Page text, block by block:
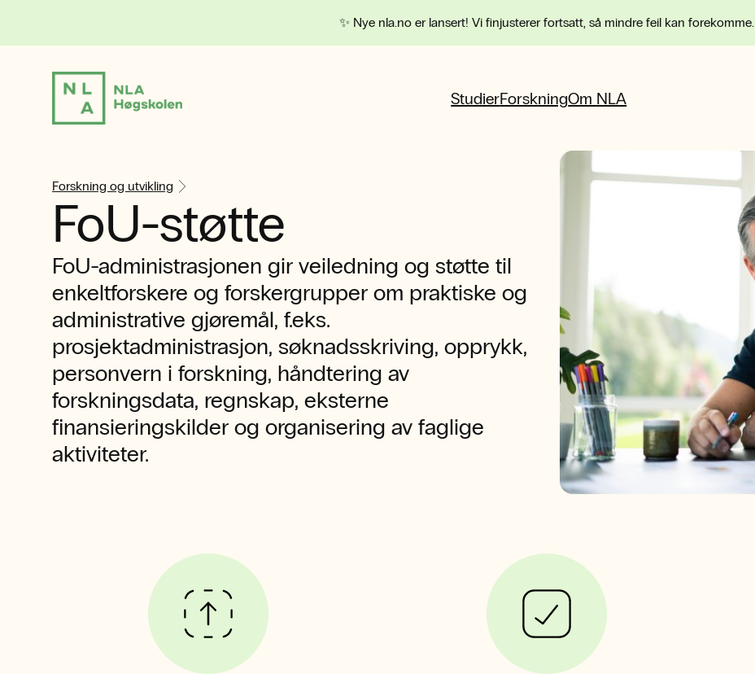
✨ Nye nla.no er lansert! Vi finjusterer fortsatt, så mindre feil kan forekomme.
StudierForskningOm NLA
Forskning og utvikling
FoU-støtte
FoU-administrasjonen gir veiledning og støtte til
enkeltforskere og forskergrupper om praktiske og
administrative gjøremål, f.eks.
prosjektadministrasjon, søknadsskriving, opprykk,
personvern i forskning, håndtering av
forskningsdata, regnskap, eksterne
finansieringskilder og organisering av faglige
aktiviteter.